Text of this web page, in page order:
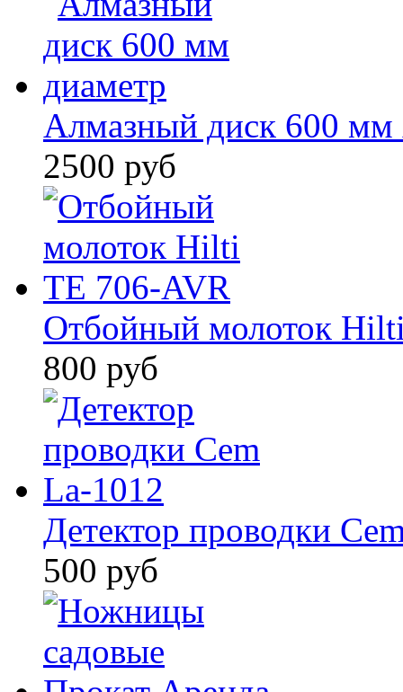
Алмазный диск 600 мм
2500 руб
Отбойный молоток
800 руб
Детектор проводки
500 руб